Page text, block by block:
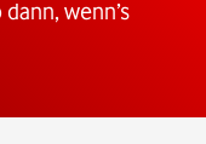
wenn’s